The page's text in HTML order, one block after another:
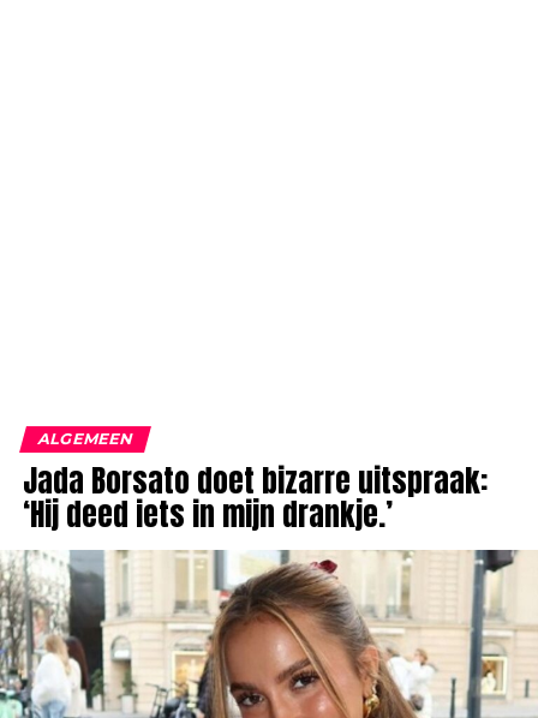
ALGEMEEN
Jada Borsato doet bizarre uitspraak:
‘Hij deed iets in mijn drankje.’